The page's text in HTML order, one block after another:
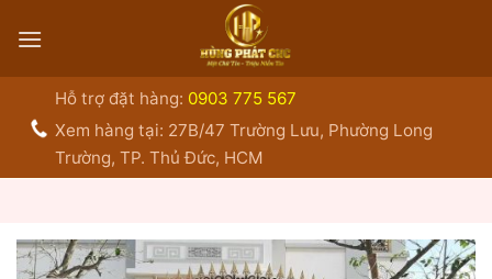
qua
Hỗ trợ đặt hàng: 0903 775 567
Xem hàng tại: 27B/47 Trường Lưu, Phường Long
Trường, TP. Thủ Đức, HCM